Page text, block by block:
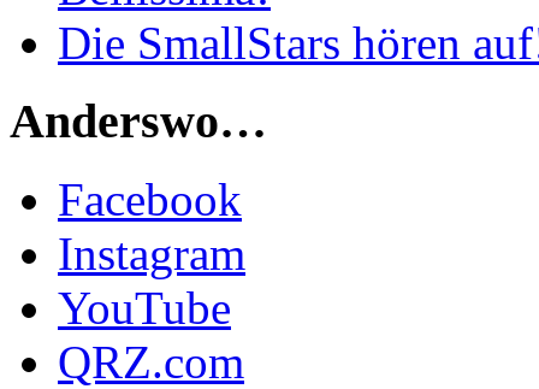
Die SmallStars hören
Anderswo…
Facebook
Instagram
YouTube
QRZ.com